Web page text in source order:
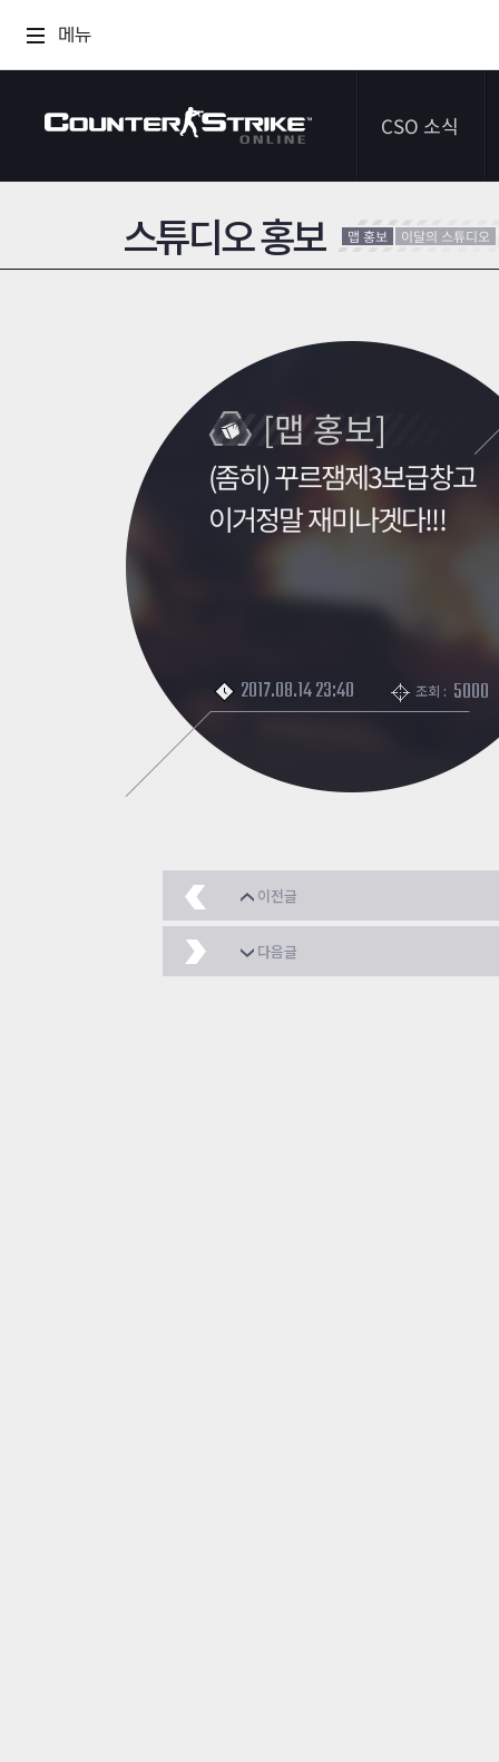
메뉴
CSO 소식
공지사항
스튜디오 홍보 맵 홍보 이달의 스튜디오
[맵 홍보]
(좀히) 꾸르잼제3보급창고
이거정말 재미나겟다!!!
2017.08.14 23:40 조회 : 5000
이전글
[좀히] 센과치히로의
다음글